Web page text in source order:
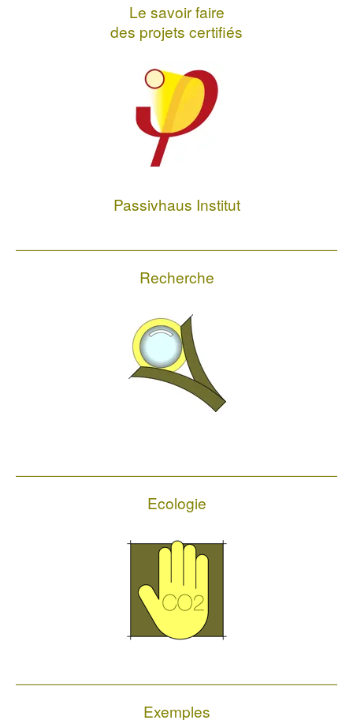
Le savoir faire
des projets certifiés
Passivhaus Institut
Recherche
Ecologie
Exemples